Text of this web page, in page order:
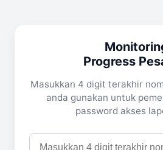
Progress
Masukkan 4 digit terakhir
anda gunakan untuk
password akses